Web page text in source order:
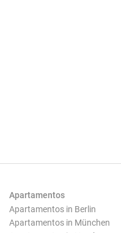
Apartamentos
Apartamentos in Berlin
Apartamentos in München